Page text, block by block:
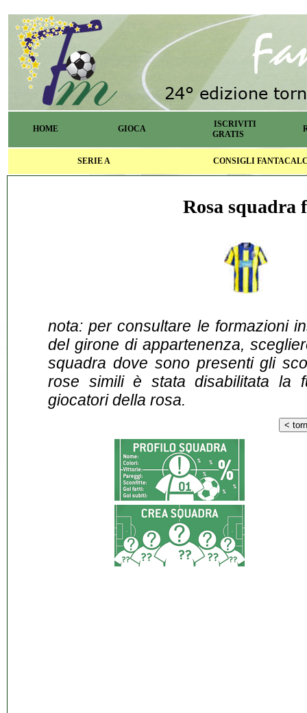
HOME GIOCA
ISCRIVITI
GRATIS
SERIE A CONSIGLI
Rosa squadra
nota: per consultare le formazioni
del girone di appartenenza,
squadra dove sono presenti gli
rose simili è stata disabilitata la
giocatori della rosa.